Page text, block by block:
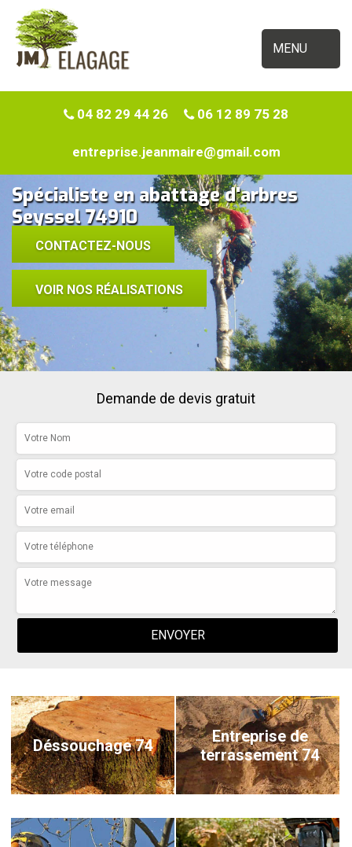
MENU
04 82 29 44 26 06 12 89 75 28
entreprise.jeanmaire@gmail.com
Spécialiste en abattage d'arbres
Seyssel 74910
CONTACTEZ-NOUS
VOIR NOS RÉALISATIONS
Demande de devis gratuit
Déssouchage 74
Entreprise de
terrassement 74